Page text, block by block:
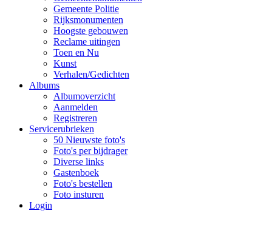
Gemeente Politie
Rijksmonumenten
Hoogste gebouwen
Reclame uitingen
Toen en Nu
Kunst
Verhalen/Gedichten
Albums
Albumoverzicht
Aanmelden
Registreren
Servicerubrieken
50 Nieuwste foto's
Foto's per bijdrager
Diverse links
Gastenboek
Foto's bestellen
Foto insturen
Login